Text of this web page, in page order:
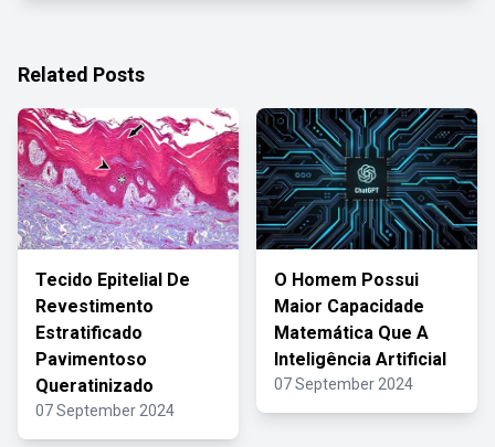
Related Posts
Tecido Epitelial De
Revestimento
Estratificado
Pavimentoso
Queratinizado
07 September 2024
O Homem Possui
Maior Capacidade
Matemática Que A
Inteligência Artificial
07 September 2024